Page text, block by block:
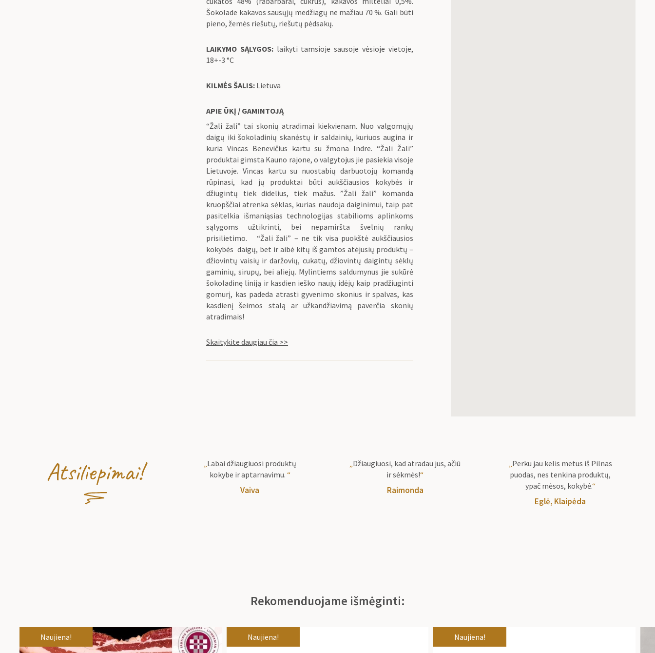
Šokolade kakavos sausųjų medžiagų ne mažiau 70 %. Gali būti
pieno, žemės riešutų, riešutų pėdsakų.
LAIKYMO SĄLYGOS:laikyti tamsioje sausoje vėsioje vietoje,
18+-3 °C
KILMĖS ŠALIS: Lietuva
APIE ŪKĮ / GAMINTOJĄ
“Žali žali” tai skonių atradimai kiekvienam. Nuo valgomųjų
daigų iki šokoladinių skanėstų ir saldainių, kuriuos augina ir
kuria Vincas Benevičius kartu su žmona Indre. “Žali Žali”
produktai gimsta Kauno rajone, o valgytojus jie pasiekia visoje
Lietuvoje. Vincas kartu su nuostabių darbuotojų komandą
rūpinasi, kad jų produktai būti aukščiausios kokybės ir
džiugintų tiek didelius, tiek mažus. ”Žali žali” komanda
kruopščiai atrenka sėklas, kurias naudoja daiginimui, taip pat
pasitelkia išmaniąsias technologijas stabilioms aplinkoms
sąlygoms užtikrinti, bei nepamiršta švelnių rankų
prisilietimo. “Žali žali” – ne tik visa puokštė aukščiausios
kokybės daigų, bet ir aibė kitų iš gamtos atėjusių produktų –
džiovintų vaisių ir daržovių, cukatų, džiovintų daigintų sėklų
gaminių, sirupų, bei aliejų. Mylintiems saldumynus jie sukūrė
šokoladinę liniją ir kasdien ieško naujų idėjų kaip pradžiuginti
gomurį, kas padeda atrasti gyvenimo skonius ir spalvas, kas
kasdienį šeimos stalą ar užkandžiavimą paverčia skonių
atradimais!
Skaitykite daugiau čia >>
Atsiliepimai!
Labai džiaugiuosi produktų
kokybe ir aptarnavimu. “
Vaiva
Džiaugiuosi, kad atradau jus, ačiū
ir sėkmės!“
Raimonda
Perku jau kelis metus iš Pilnas
puodas, nes tenkina produktų,
ypač mėsos, kokybė.“
Eglė, Klaipėda
Rekomenduojame išmėginti:
Naujiena! Naujiena! Naujiena!